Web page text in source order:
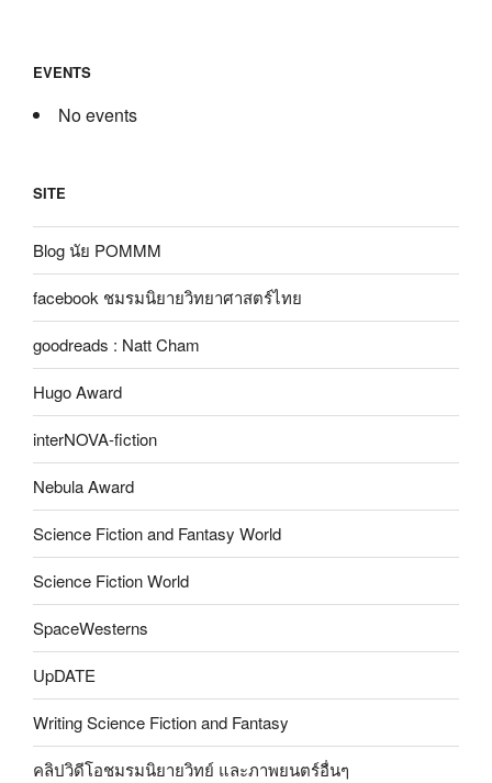
EVENTS
No events
SITE
Blog นัย POMMM
facebook ชมรมนิยายวิทยาศาสตร์ไทย
goodreads : Natt Cham
Hugo Award
interNOVA-fiction
Nebula Award
Science Fiction and Fantasy World
Science Fiction World
SpaceWesterns
UpDATE
Writing Science Fiction and Fantasy
คลิปวิดีโอชมรมนิยายวิทย์ และภาพยนตร์อื่นๆ